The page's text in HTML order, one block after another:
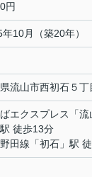
円
10月（築20年）
流山市西初石５丁
エクスプレス 「流
駅 徒歩13分
田線 「初石 」駅